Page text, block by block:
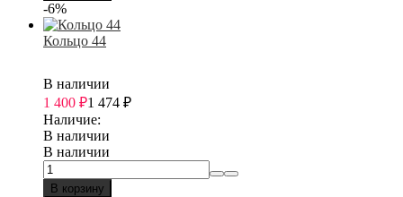
-6%
Кольцо 44
В наличии
1 400 ₽1 474 ₽
Наличие:
В наличии
В наличии
В корзину